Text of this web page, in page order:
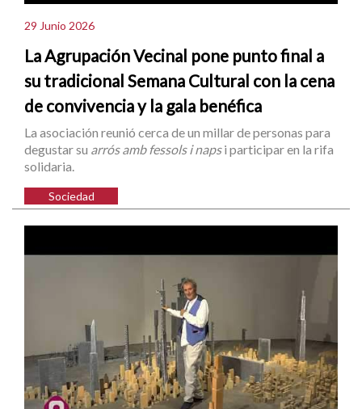
29 Junio 2026
La Agrupación Vecinal pone punto final a
su tradicional Semana Cultural con la cena
de convivencia y la gala benéfica
La asociación reunió cerca de un millar de personas para
degustar su arrós amb fessols i napsi participar en la rifa
solidaria.
Sociedad